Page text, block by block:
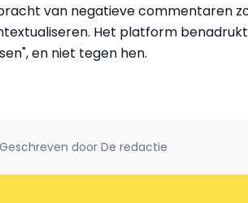
van negatieve commentaren
Het platform
en niet tegen hen.
Geschreven door De redactie